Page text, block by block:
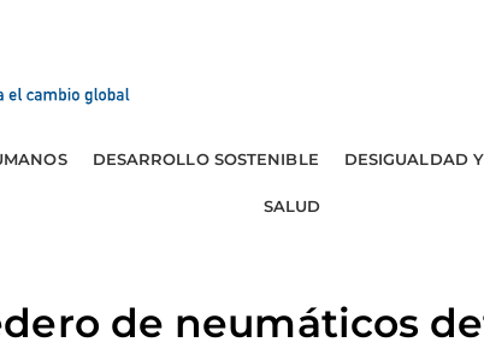
DESARROLLO SOSTENIBLE DESIGUALDAD
SALUD
de neumáticos